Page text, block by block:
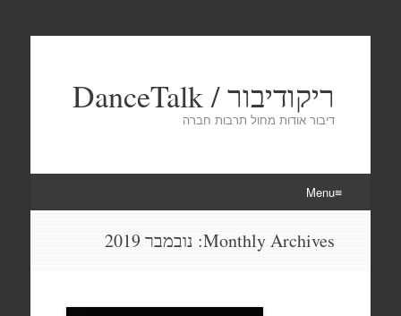
ריקודיבור / DanceTalk
דיבור אודות מחול תרבות חברה
Menu
Monthly Archives: נובמבר 2019